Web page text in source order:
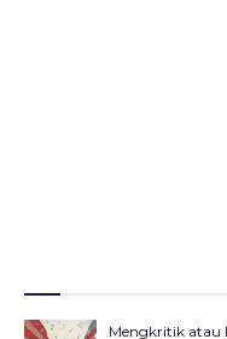
Mengkritik atau